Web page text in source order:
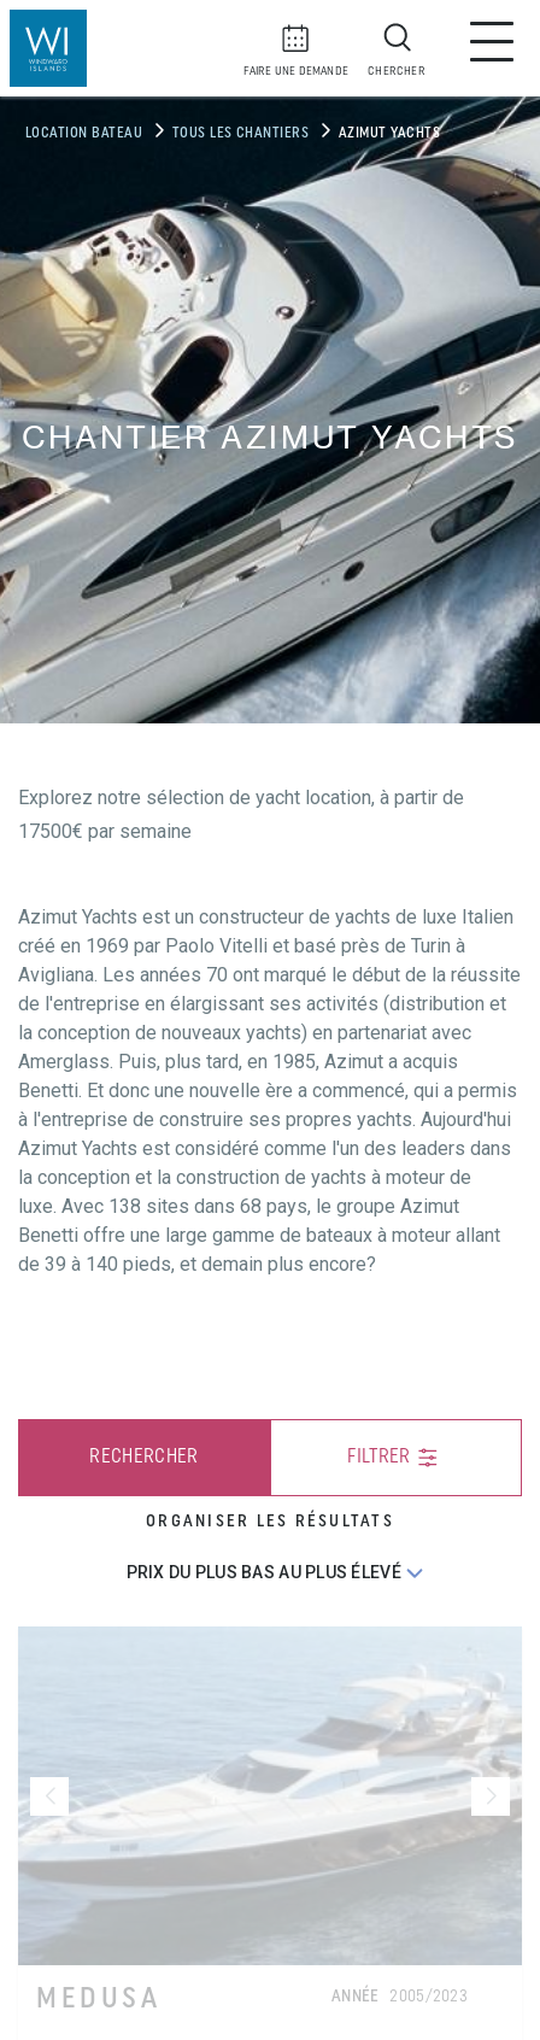
FAIRE UNE DEMANDE CHERCHER
LOCATION BATEAU TOUS LES CHANTIERS AZIMUT YACHTS
CHANTIER AZIMUT YACHTS
Explorez notre sélection de yacht location, à partir de
17500€ par semaine
Azimut Yachts est un constructeur de yachts de luxe Italien
créé en 1969 par Paolo Vitelli et basé près de Turin à
Avigliana. Les années 70 ont marqué le début de la réussite
de l'entreprise en élargissant ses activités (distribution et
la conception de nouveaux yachts) en partenariat avec
Amerglass. Puis, plus tard, en 1985, Azimut a acquis
Benetti. Et donc une nouvelle ère a commencé, qui a permis
à l'entreprise de construire ses propres yachts. Aujourd'hui
Azimut Yachts est considéré comme l'un des leaders dans
la conception et la construction de yachts à moteur de
luxe. Avec 138 sites dans 68 pays, le groupe Azimut
Benetti offre une large gamme de bateaux à moteur allant
de 39 à 140 pieds, et demain plus encore?
RECHERCHER FILTRER
ORGANISER LES RÉSULTATS
MEDUSA ANNÉE 2005/2023